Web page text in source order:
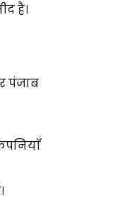
है।
पंजाब